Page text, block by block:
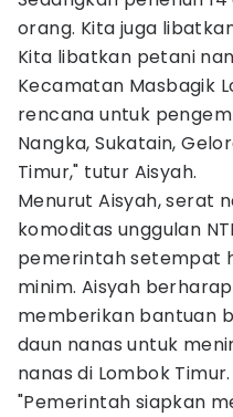
orang. Kita juga
Kita libatkan petani
Kecamatan Masbagik
rencana untuk
Nangka, Sukatain,
Timur," tutur Aisyah.
Menurut Aisyah, serat
komoditas unggulan
pemerintah setempat
minim. Aisyah
memberikan bantuan
daun nanas untuk
nanas di Lombok Timur.
"Pemerintah siapkan